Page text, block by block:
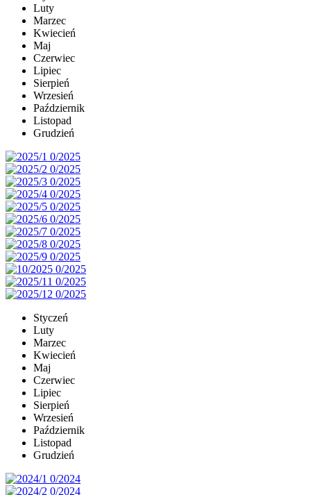
Luty
Marzec
Kwiecień
Maj
Czerwiec
Lipiec
Sierpień
Wrzesień
Październik
Listopad
Grudzień
Styczeń
Luty
Marzec
Kwiecień
Maj
Czerwiec
Lipiec
Sierpień
Wrzesień
Październik
Listopad
Grudzień